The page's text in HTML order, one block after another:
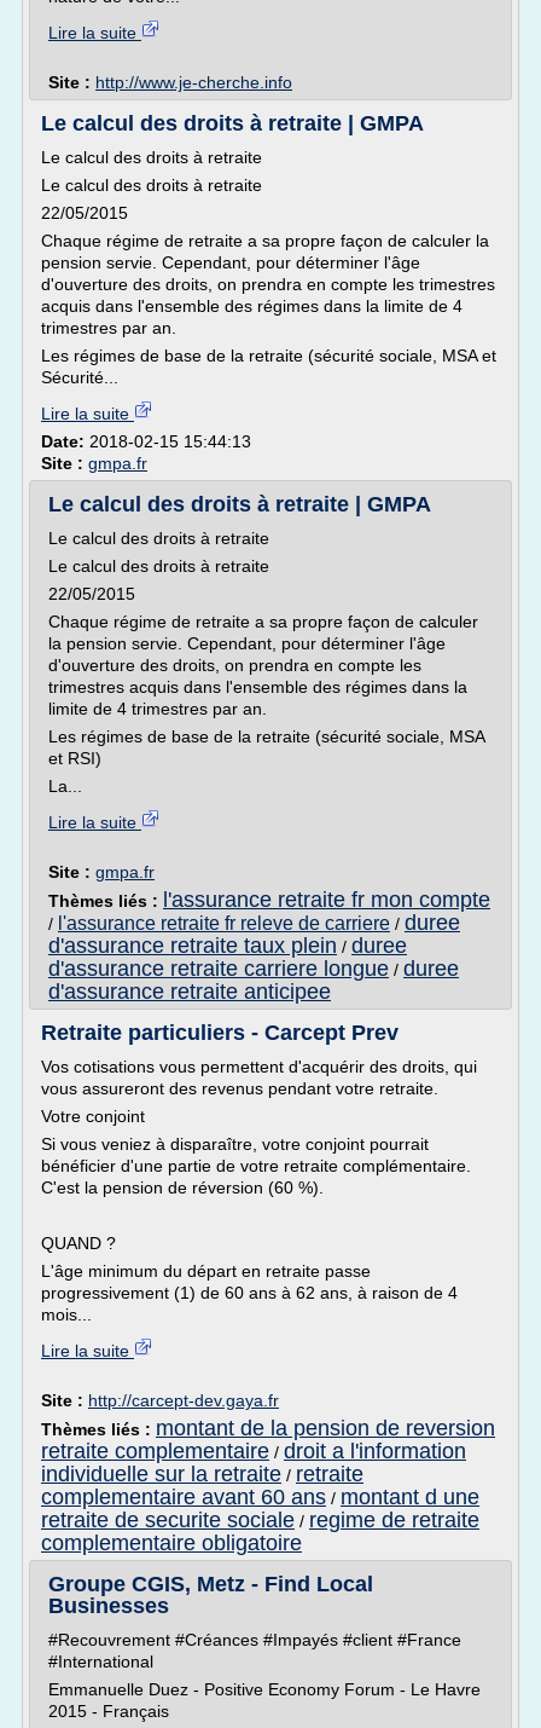
Lire la suite
Site : http://www.je-cherche.info
Le calcul des droits à retraite | GMPA
Le calcul des droits à retraite
Le calcul des droits à retraite
22/05/2015
Chaque régime de retraite a sa propre façon de calculer la
pension servie. Cependant, pour déterminer l'âge
d'ouverture des droits, on prendra en compte les trimestres
acquis dans l'ensemble des régimes dans la limite de 4
trimestres par an.
Les régimes de base de la retraite (sécurité sociale, MSA et
Sécurité...
Lire la suite
Date: 2018-02-15 15:44:13
Site : gmpa.fr
Le calcul des droits à retraite | GMPA
Le calcul des droits à retraite
Le calcul des droits à retraite
22/05/2015
Chaque régime de retraite a sa propre façon de calculer
la pension servie. Cependant, pour déterminer l'âge
d'ouverture des droits, on prendra en compte les
trimestres acquis dans l'ensemble des régimes dans la
limite de 4 trimestres par an.
Les régimes de base de la retraite (sécurité sociale, MSA
et RSI)
La...
Lire la suite
Site : gmpa.fr
Thèmes liés :
l'assurance retraite fr mon compte
/ l'assurance retraite fr releve de carriere / duree
d'assurance retraite taux plein / duree
d'assurance retraite carriere longue / duree
d'assurance retraite anticipee
Retraite particuliers - Carcept Prev
Vos cotisations vous permettent d'acquérir des droits, qui
vous assureront des revenus pendant votre retraite.
Votre conjoint
Si vous veniez à disparaître, votre conjoint pourrait
bénéficier d'une partie de votre retraite complémentaire.
C'est la pension de réversion (60 %).
QUAND ?
L'âge minimum du départ en retraite passe
progressivement (1) de 60 ans à 62 ans, à raison de 4
mois...
Lire la suite
Site : http://carcept-dev.gaya.fr
Thèmes liés : montant de la pension de reversion
retraite complementaire / droit a l'information
individuelle sur la retraite / retraite
complementaire avant 60 ans / montant d une
retraite de securite sociale / regime de retraite
complementaire obligatoire
Groupe CGIS, Metz - Find Local
Businesses
#Recouvrement #Créances #Impayés #client #France
#International
Emmanuelle Duez - Positive Economy Forum - Le Havre
2015 - Français